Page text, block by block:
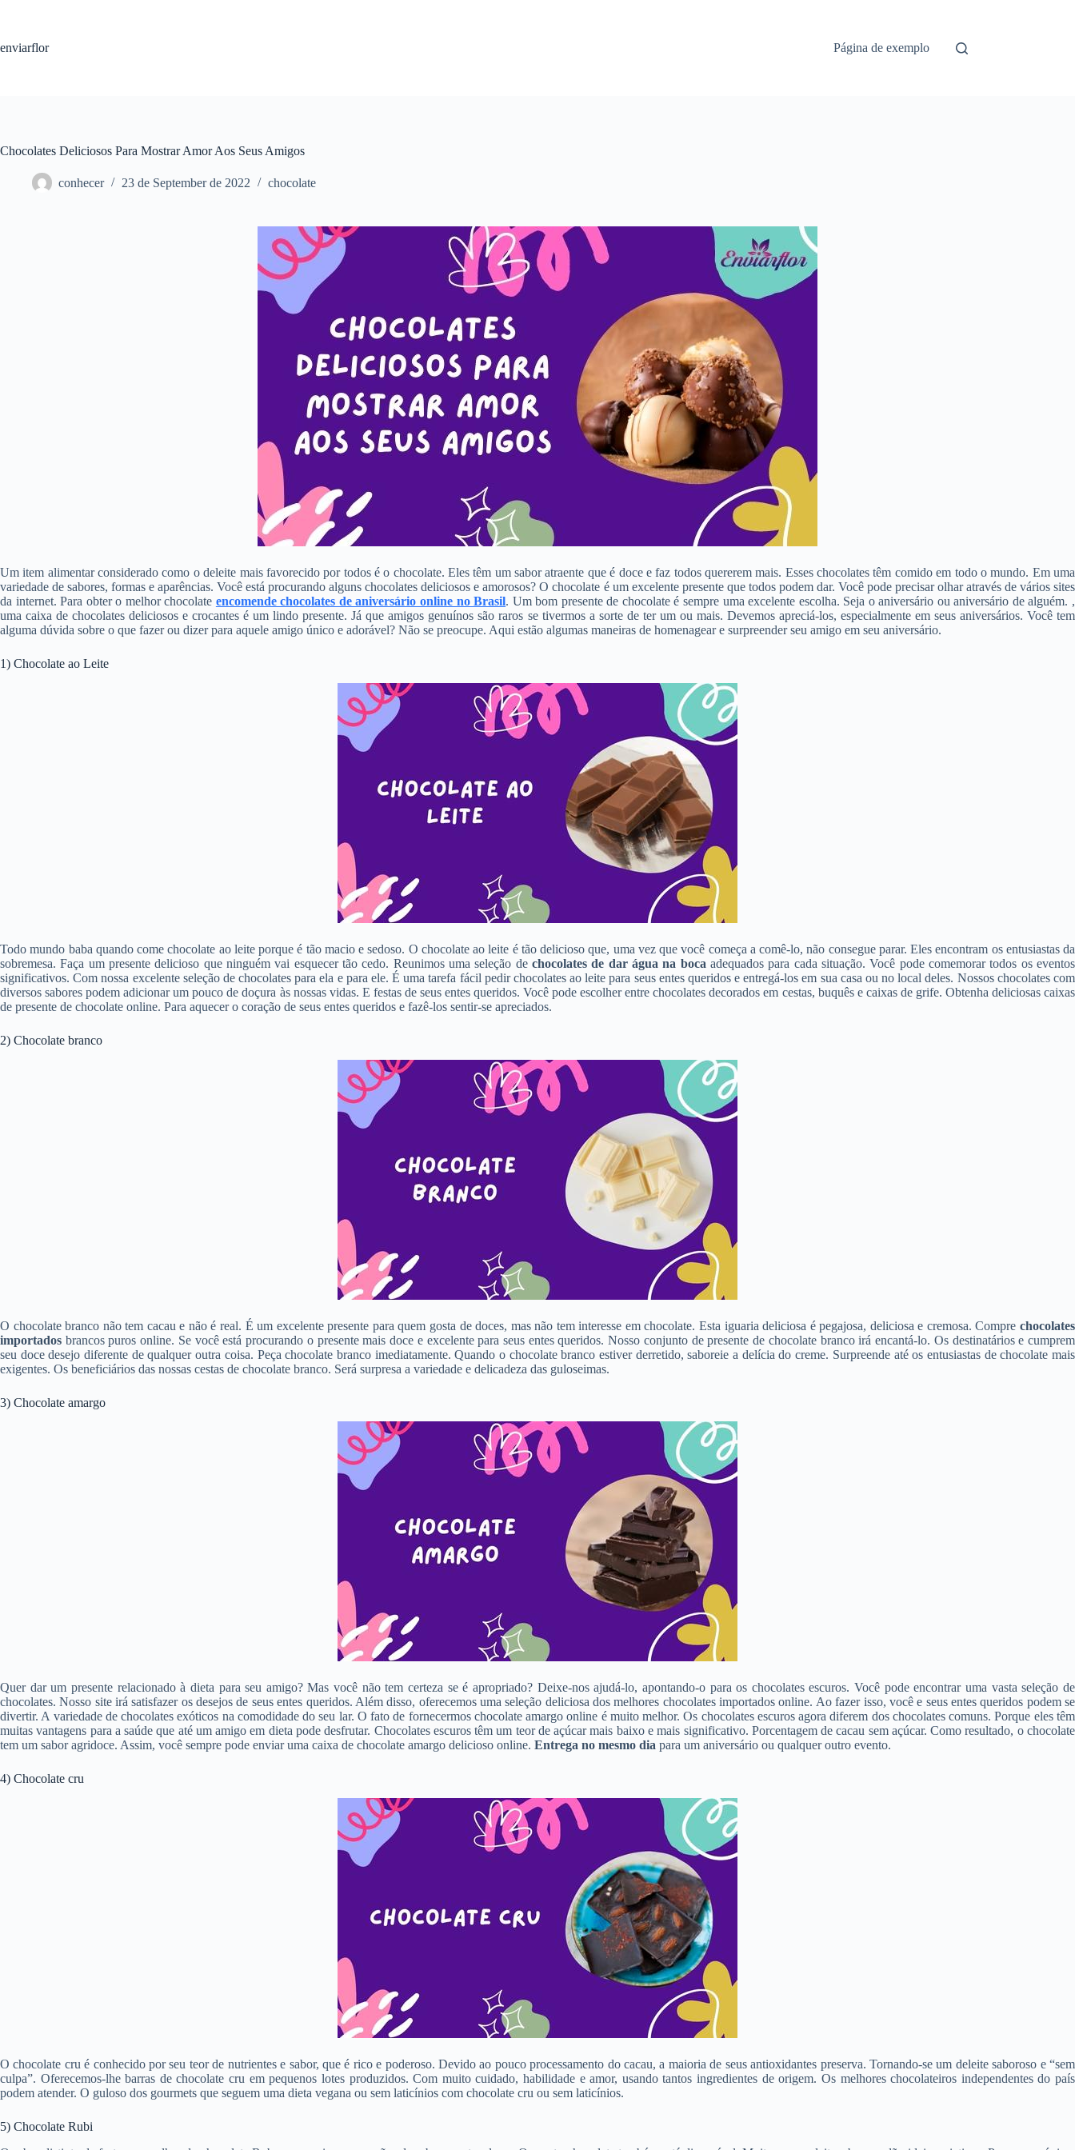
i
e
enviarflor Página de exemplo
Chocolates Deliciosos Para Mostrar Amor Aos Seus Amigos
conhecer 23 de September de 2022 chocolate
Um item alimentar considerado como o deleite mais favorecido por todos é o chocolate. Eles têm um sabor atraente que é doce e faz todos quererem mais. Esses chocolates têm comido em todo o mundo. Em uma
variedade de sabores, formas e aparências. Você está procurando alguns chocolates deliciosos e amorosos? O chocolate é um excelente presente que todos podem dar. Você pode precisar olhar através de vários sites
da internet. Para obter o melhor chocolate encomende chocolates de aniversário online no Brasil. Um bom presente de chocolate é sempre uma excelente escolha. Seja o aniversário ou aniversário de alguém. ,
uma caixa de chocolates deliciosos e crocantes é um lindo presente. Já que amigos genuínos são raros se tivermos a sorte de ter um ou mais. Devemos apreciá-los, especialmente em seus aniversários. Você tem
alguma dúvida sobre o que fazer ou dizer para aquele amigo único e adorável? Não se preocupe. Aqui estão algumas maneiras de homenagear e surpreender seu amigo em seu aniversário.
1) Chocolate ao Leite
Todo mundo baba quando come chocolate ao leite porque é tão macio e sedoso. O chocolate ao leite é tão delicioso que, uma vez que você começa a comê-lo, não consegue parar. Eles encontram os entusiastas da
sobremesa. Faça um presente delicioso que ninguém vai esquecer tão cedo. Reunimos uma seleção de chocolates de dar água na boca adequados para cada situação. Você pode comemorar todos os eventos
significativos. Com nossa excelente seleção de chocolates para ela e para ele. É uma tarefa fácil pedir chocolates ao leite para seus entes queridos e entregá-los em sua casa ou no local deles. Nossos chocolates com
diversos sabores podem adicionar um pouco de doçura às nossas vidas. E festas de seus entes queridos. Você pode escolher entre chocolates decorados em cestas, buquês e caixas de grife. Obtenha deliciosas caixas
de presente de chocolate online. Para aquecer o coração de seus entes queridos e fazê-los sentir-se apreciados.
2) Chocolate branco
O chocolate branco não tem cacau e não é real. É um excelente presente para quem gosta de doces, mas não tem interesse em chocolate. Esta iguaria deliciosa é pegajosa, deliciosa e cremosa. Compre chocolates
importados brancos puros online. Se você está procurando o presente mais doce e excelente para seus entes queridos. Nosso conjunto de presente de chocolate branco irá encantá-lo. Os destinatários e cumprem
seu doce desejo diferente de qualquer outra coisa. Peça chocolate branco imediatamente. Quando o chocolate branco estiver derretido, saboreie a delícia do creme. Surpreende até os entusiastas de chocolate mais
exigentes. Os beneficiários das nossas cestas de chocolate branco. Será surpresa a variedade e delicadeza das guloseimas.
3) Chocolate amargo
Quer dar um presente relacionado à dieta para seu amigo? Mas você não tem certeza se é apropriado? Deixe-nos ajudá-lo, apontando-o para os chocolates escuros. Você pode encontrar uma vasta seleção de
chocolates. Nosso site irá satisfazer os desejos de seus entes queridos. Além disso, oferecemos uma seleção deliciosa dos melhores chocolates importados online. Ao fazer isso, você e seus entes queridos podem se
divertir. A variedade de chocolates exóticos na comodidade do seu lar. O fato de fornecermos chocolate amargo online é muito melhor. Os chocolates escuros agora diferem dos chocolates comuns. Porque eles têm
muitas vantagens para a saúde que até um amigo em dieta pode desfrutar. Chocolates escuros têm um teor de açúcar mais baixo e mais significativo. Porcentagem de cacau sem açúcar. Como resultado, o chocolate
tem um sabor agridoce. Assim, você sempre pode enviar uma caixa de chocolate amargo delicioso online. Entrega no mesmo dia para um aniversário ou qualquer outro evento.
4) Chocolate cru
O chocolate cru é conhecido por seu teor de nutrientes e sabor, que é rico e poderoso. Devido ao pouco processamento do cacau, a maioria de seus antioxidantes preserva. Tornando-se um deleite saboroso e “sem
culpa”. Oferecemos-lhe barras de chocolate cru em pequenos lotes produzidos. Com muito cuidado, habilidade e amor, usando tantos ingredientes de origem. Os melhores chocolateiros independentes do país
podem atender. O guloso dos gourmets que seguem uma dieta vegana ou sem laticínios com chocolate cru ou sem laticínios.
5) Chocolate Rubi